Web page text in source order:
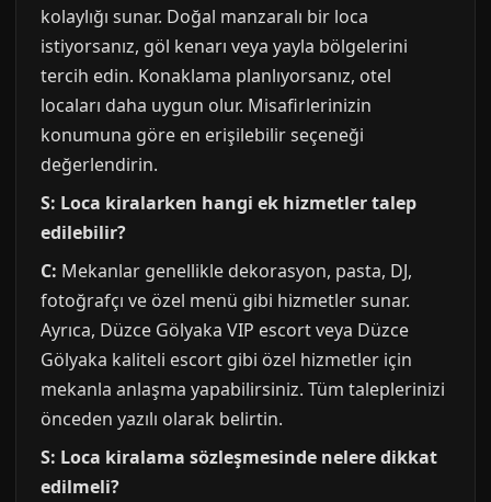
kolaylığı sunar. Doğal manzaralı bir loca
istiyorsanız, göl kenarı veya yayla bölgelerini
tercih edin. Konaklama planlıyorsanız, otel
locaları daha uygun olur. Misafirlerinizin
konumuna göre en erişilebilir seçeneği
değerlendirin.
S: Loca kiralarken hangi ek hizmetler talep
edilebilir?
C: Mekanlar genellikle dekorasyon, pasta, DJ,
fotoğrafçı ve özel menü gibi hizmetler sunar.
Ayrıca, Düzce Gölyaka VIP escort veya Düzce
Gölyaka kaliteli escort gibi özel hizmetler için
mekanla anlaşma yapabilirsiniz. Tüm taleplerinizi
önceden yazılı olarak belirtin.
S: Loca kiralama sözleşmesinde nelere dikkat
edilmeli?